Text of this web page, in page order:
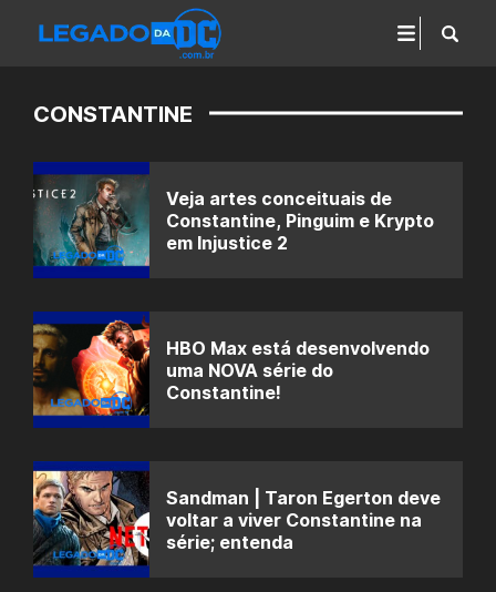
CONSTANTINE
Veja artes conceituais de
Constantine, Pinguim e Krypto
em Injustice 2
HBO Max está desenvolvendo
uma NOVA série do
Constantine!
Sandman | Taron Egerton deve
voltar a viver Constantine na
série; entenda